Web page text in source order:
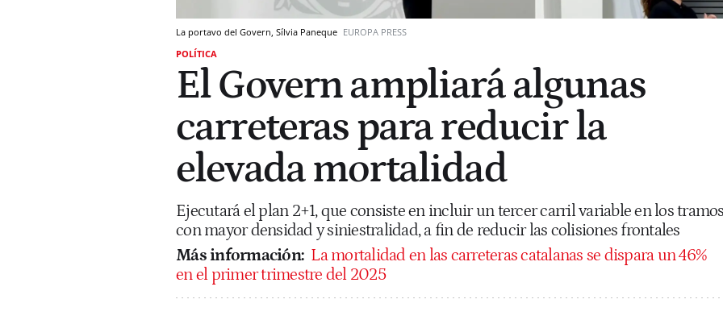
La portavo del Govern, Sílvia Paneque EUROPA PRESS
POLÍTICA
El Govern ampliará algunas
carreteras para reducir la
elevada mortalidad
Ejecutará el plan 2+1, que consiste en incluir un tercer carril variable en los
con mayor densidad y siniestralidad, a fin de reducir las colisiones frontales
Más información: La mortalidad en las carreteras catalanas se dispara un 46%
en el primer trimestre del 2025